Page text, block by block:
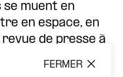
se muent en
en espace, en
de presse à
FERMER